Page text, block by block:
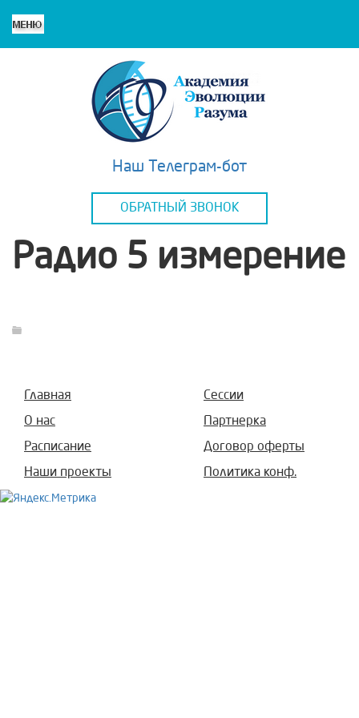
Наш Телеграм-бот
ОБРАТНЫЙ ЗВОНОК
Радио 5 измерение
Главная
О нас
Расписание
Наши проекты
Сессии
Партнерка
Договор оферты
Политика конф.